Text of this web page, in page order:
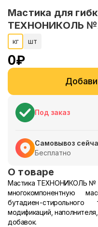
Мастика для
ТЕХНОНИКОЛЬ
кг шт
0₽
Под заказ
Самовывоз
Бесплатно
О товаре
Мастика ТЕХНОНИКОЛЬ №
многокомпонентную
бутадиен-
модификаций,
добавок.